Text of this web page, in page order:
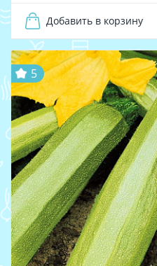
Добавить в корзину
5